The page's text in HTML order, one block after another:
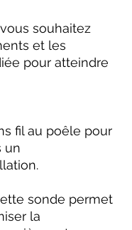
souhaitez
et les
pour atteindre
fil au poêle pour
un
sonde permet
la